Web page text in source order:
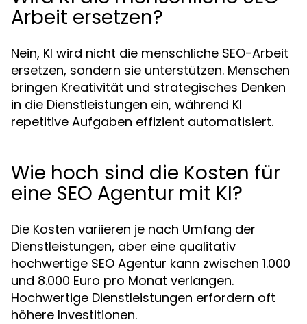
Arbeit ersetzen?
Nein, KI wird nicht die menschliche SEO-Arbeit
ersetzen, sondern sie unterstützen. Menschen
bringen Kreativität und strategisches Denken
in die Dienstleistungen ein, während KI
repetitive Aufgaben effizient automatisiert.
Wie hoch sind die Kosten für
eine SEO Agentur mit KI?
Die Kosten variieren je nach Umfang der
Dienstleistungen, aber eine qualitativ
hochwertige SEO Agentur kann zwischen 1.000
und 8.000 Euro pro Monat verlangen.
Hochwertige Dienstleistungen erfordern oft
höhere Investitionen.